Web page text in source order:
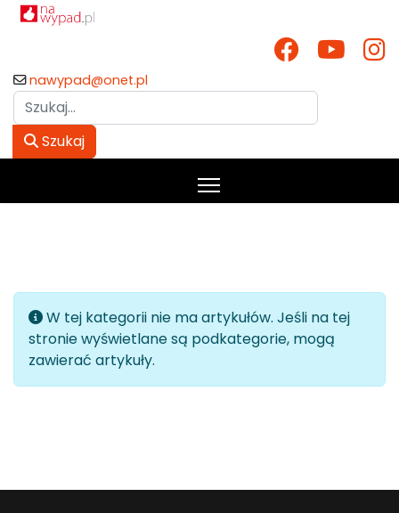
nawypad@onet.pl
Szukaj
Szukaj
Informacja
W tej kategorii nie ma artykułów. Jeśli na tej
stronie wyświetlane są podkategorie, mogą
zawierać artykuły.